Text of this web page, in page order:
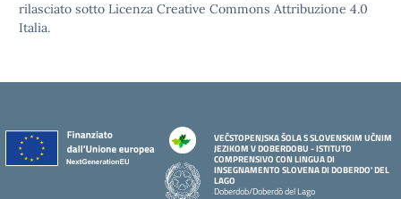
rilasciato sotto Licenza Creative Commons Attribuzione 4.0
Italia.
VEČSTOPENJSKA ŠOLA S SLOVENSKIM UČNIM
JEZIKOM V DOBERDOBU - ISTITUTO
COMPRENSIVO CON LINGUA DI
INSEGNAMENTO SLOVENA DI DOBERDO' DEL
LAGO
Doberdob/Doberdò del Lago